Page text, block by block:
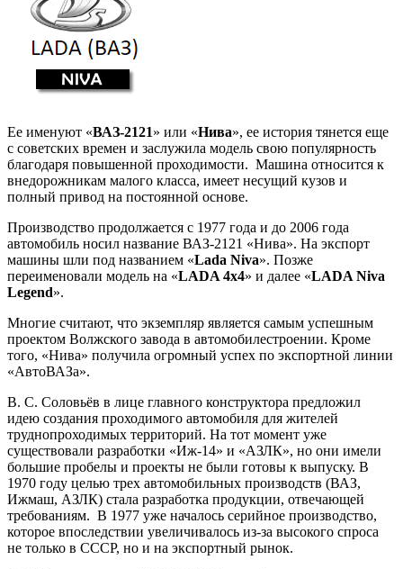
Ее именуют «ВАЗ-2121» или «Нива», ее история тянется еще
с советских времен и заслужила модель свою популярность
благодаря повышенной проходимости. Машина относится к
внедорожникам малого класса, имеет несущий кузов и
полный привод на постоянной основе.
Производство продолжается с 1977 года и до 2006 года
автомобиль носил название ВАЗ-2121 «Нива». На экспорт
машины шли под названием «Lada Niva». Позже
переименовали модель на «LADA 4x4» и далее «LADA Niva
Legend».
Многие считают, что экземпляр является самым успешным
проектом Волжского завода в автомобилестроении. Кроме
того, «Нива» получила огромный успех по экспортной линии
«АвтоВАЗа».
В. С. Соловьёв в лице главного конструктора предложил
идею создания проходимого автомобиля для жителей
труднопроходимых территорий. На тот момент уже
существовали разработки «Иж-14» и «АЗЛК», но они имели
большие пробелы и проекты не были готовы к выпуску. В
1970 году целью трех автомобильных производств (ВАЗ,
Ижмаш, АЗЛК) стала разработка продукции, отвечающей
требованиям. В 1977 уже началось серийное производство,
которое впоследствии увеличивалось из-за высокого спроса
не только в СССР, но и на экспортный рынок.